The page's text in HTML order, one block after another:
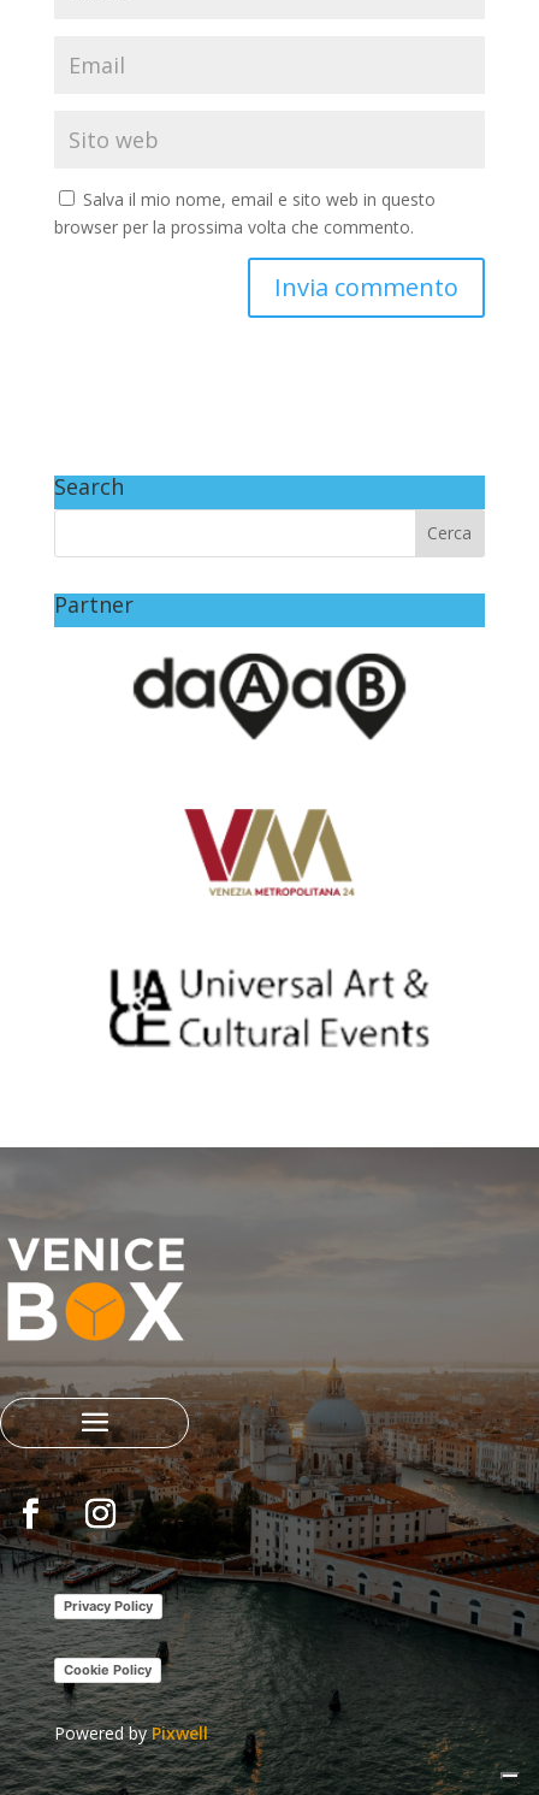
Salva il mio nome, email e sito web in questo
browser per la prossima volta che commento.
Search
Partner
Privacy Policy
Cookie Policy
Powered byPixwell